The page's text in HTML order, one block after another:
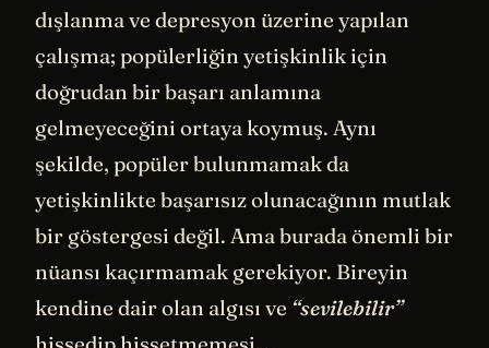
dışlanma ve depresyon üzerine yapılan
çalışma; popülerliğin yetişkinlik için
doğrudan bir başarı anlamına
gelmeyeceğini ortaya koymuş. Aynı
şekilde, popüler bulunmamak da
yetişkinlikte başarısız olunacağının mutlak
bir göstergesi değil. Ama burada önemli bir
nüansı kaçırmamak gerekiyor. Bireyin
kendine dair olan algısı ve “sevilebilir”